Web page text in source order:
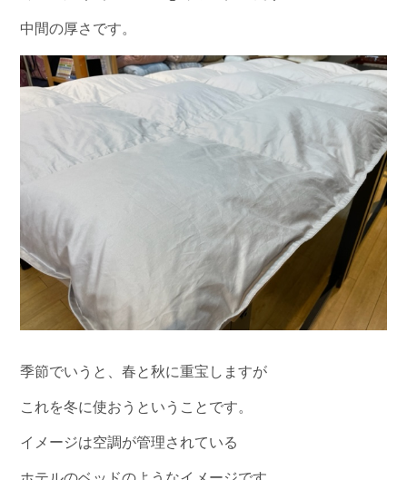
中間の厚さです。
季節でいうと、春と秋に重宝しますが
これを冬に使おうということです。
イメージは空調が管理されている